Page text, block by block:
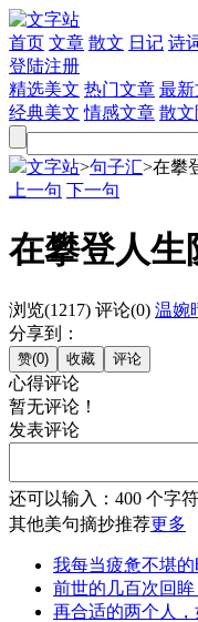
首页 文章 散文 日记 诗
登陆注册
精选美文 热门文章 最
经典美文 情感文章 散
文字站>句子汇>在攀
上一句 下一句
在攀登人生
浏览(1217) 评论(0) 温婉
分享到：
心得评论
暂无评论！
发表评论
还可以输入： 400 个字符
其他美句摘抄推荐更多
我每当疲惫不堪
前世的几百次回眸
再合适的两个人